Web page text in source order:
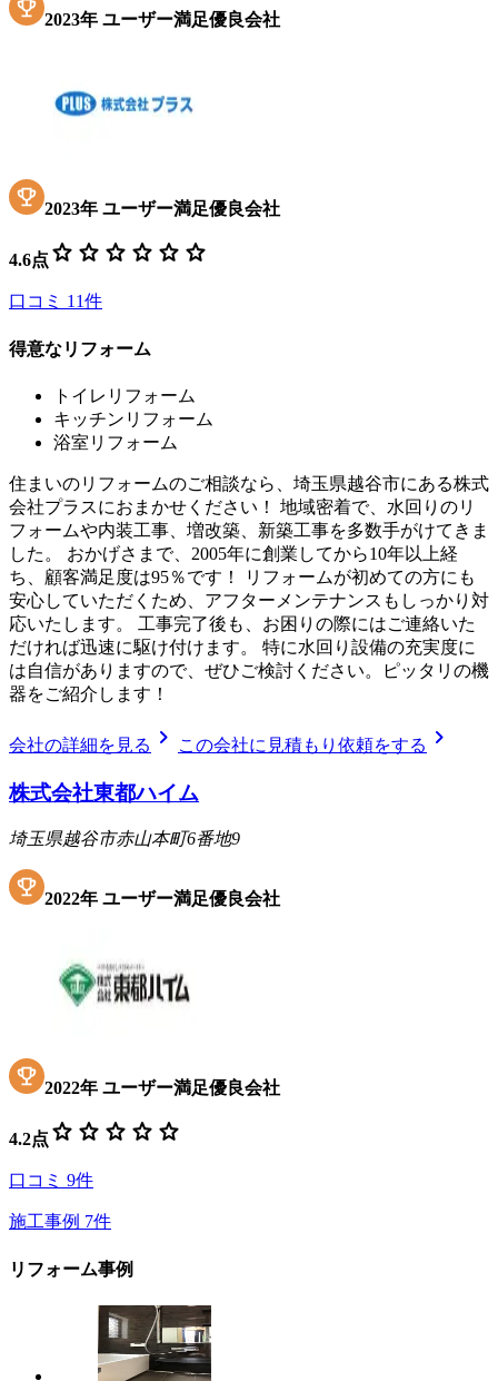
2023年 ユーザー満足優良会社
2023年 ユーザー満足優良会社
4.6点 star star star star star star
口コミ 11件
得意なリフォーム
トイレリフォーム
キッチンリフォーム
浴室リフォーム
住まいのリフォームのご相談なら、埼玉県越谷市にある株式
会社プラスにおまかせください！ 地域密着で、水回りのリ
フォームや内装工事、増改築、新築工事を多数手がけてきま
した。 おかげさまで、2005年に創業してから10年以上経
ち、顧客満足度は95％です！ リフォームが初めての方にも
安心していただくため、アフターメンテナンスもしっかり対
応いたします。 工事完了後も、お困りの際にはご連絡いた
だければ迅速に駆け付けます。 特に水回り設備の充実度に
は自信がありますので、ぜひご検討ください。ピッタリの機
器をご紹介します！
会社の詳細を見る chevron_right この会社に見積もり依頼をする chevron_right
株式会社東都ハイム
埼玉県越谷市赤山本町6番地9
2022年 ユーザー満足優良会社
2022年 ユーザー満足優良会社
4.2点 star star star star star
口コミ 9件
施工事例 7件
リフォーム事例